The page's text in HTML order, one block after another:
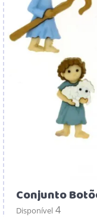
Conjunto
Disponível 4